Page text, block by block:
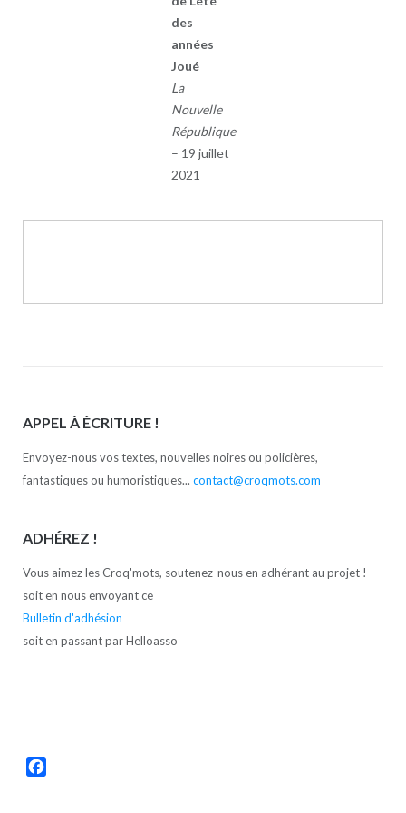
des
années
Joué
La
Nouvelle
République
– 19 juillet
2021
APPEL À ÉCRITURE !
Envoyez-nous vos textes, nouvelles noires ou policières,
fantastiques ou humoristiques... contact@croqmots.com
ADHÉREZ !
Vous aimez les Croq'mots, soutenez-nous en adhérant au projet !
soit en nous envoyant ce
Bulletin d'adhésion
soit en passant par Helloasso